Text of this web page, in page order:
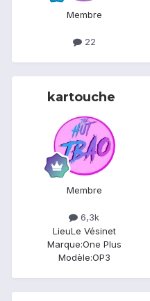
Membre
22
kartouche
Membre
6,3k
LieuLe Vésinet
Marque:One Plus
Modèle:OP3